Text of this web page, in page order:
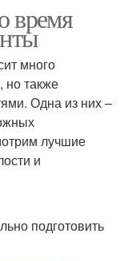
время
много
но также
Одна из них –
лучшие
и
подготовить